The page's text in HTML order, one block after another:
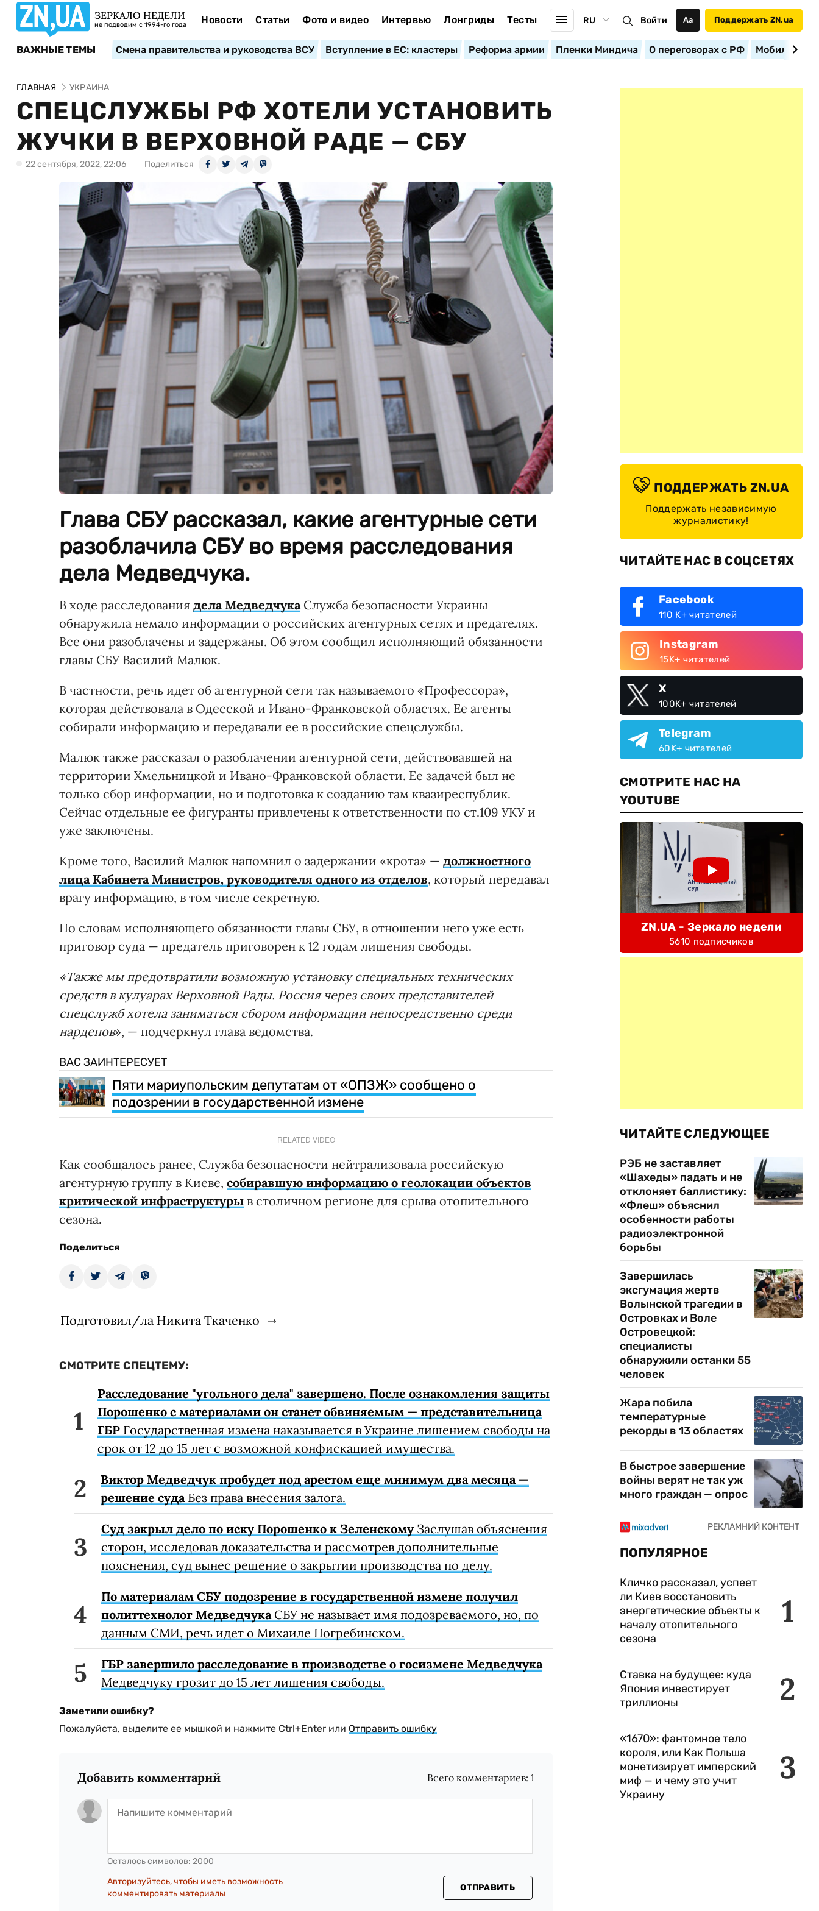
ЗЕРКАЛО НЕДЕЛИ
не подводим с 1994-го года Новости Статьи Фото и видео Интервью Лонгриды Тесты RU Войти Аа Поддержать ZN.ua
ВАЖНЫЕ ТЕМЫ Смена правительства и руководства ВСУ Вступление в ЕС: кластеры Реформа армии Пленки Миндича О переговорах с РФ
ГЛАВНАЯ УКРАИНА
СПЕЦСЛУЖБЫ РФ ХОТЕЛИ УСТАНОВИТЬ
ЖУЧКИ В ВЕРХОВНОЙ РАДЕ — СБУ
22 сентября, 2022, 22:06 Поделиться
Глава СБУ рассказал, какие агентурные сети
разоблачила СБУ во время расследования
дела Медведчука.
В ходе расследования дела МедведчукаСлужба безопасности Украины
обнаружила немало информации о российских агентурных сетях и предателях.
Все они разоблачены и задержаны. Об этом сообщил исполняющий обязанности
главы СБУ Василий Малюк.
В частности, речь идет об агентурной сети так называемого «Профессора»,
которая действовала в Одесской и Ивано-Франковской областях. Ее агенты
собирали информацию и передавали ее в российские спецслужбы.
Малюк также рассказал о разоблачении агентурной сети, действовавшей на
территории Хмельницкой и Ивано-Франковской области. Ее задачей был не
только сбор информации, но и подготовка к созданию там квазиреспублик.
Сейчас отдельные ее фигуранты привлечены к ответственности по ст.109 УКУ и
уже заключены.
Кроме того, Василий Малюк напомнил о задержании «крота» — должностного
лица Кабинета Министров, руководителя одного из отделов, который передавал
врагу информацию, в том числе секретную.
По словам исполняющего обязанности главы СБУ, в отношении него уже есть
приговор суда — предатель приговорен к 12 годам лишения свободы.
«Также мы предотвратили возможную установку специальных технических
средств в кулуарах Верховной Рады. Россия через своих представителей
спецслужб хотела заниматься сбором информации непосредственно среди
нардепов», — подчеркнул глава ведомства.
ВАС ЗАИНТЕРЕСУЕТ
Пяти мариупольским депутатам от «ОПЗЖ» сообщено о
подозрении в государственной измене
RELATED VIDEO
Как сообщалось ранее, Служба безопасности нейтрализовала российскую
агентурную группу в Киеве, собиравшую информацию о геолокации объектов
критической инфраструктуры в столичном регионе для срыва отопительного
сезона.
Поделиться
Подготовил/ла Никита Ткаченко
СМОТРИТЕ СПЕЦТЕМУ:
Расследование "угольного дела" завершено. После ознакомления защиты
Порошенко с материалами он станет обвиняемым — представительница
ГБР Государственная измена наказывается в Украине лишением свободы на
срок от 12 до 15 лет с возможной конфискацией имущества.
Виктор Медведчук пробудет под арестом еще минимум два месяца —
решение судаБез права внесения залога.
Суд закрыл дело по иску Порошенко к Зеленскому Заслушав объяснения
сторон, исследовав доказательства и рассмотрев дополнительные
пояснения, суд вынес решение о закрытии производства по делу.
По материалам СБУ подозрение в государственной измене получил
политтехнолог МедведчукаСБУ не называет имя подозреваемого, но, по
данным СМИ, речь идет о Михаиле Погребинском.
ГБР завершило расследование в производстве о госизмене Медведчука
Медведчуку грозит до 15 лет лишения свободы.
Заметили ошибку?
Пожалуйста, выделите ее мышкой и нажмите Ctrl+Enter или Отправить ошибку
Добавить комментарий Всего комментариев:1
Осталось символов: 2000
Авторизуйтесь, чтобы иметь возможность
комментировать материалы
ОТПРАВИТЬ
ПОДДЕРЖАТЬ ZN.UA
Поддержать независимую
журналистику!
ЧИТАЙТЕ НАС В СОЦСЕТЯХ
Facebook
110 K+ читателей
Instagram
15K+ читателей
X
100K+ читателей
Telegram
60K+ читателей
СМОТРИТЕ НАС НА
YOUTUBE
ZN.UA - Зеркало недели
5610 подписчиков
ЧИТАЙТЕ СЛЕДУЮЩЕЕ
РЭБ не заставляет
«Шахеды» падать и не
отклоняет баллистику:
«Флеш» объяснил
особенности работы
радиоэлектронной
борьбы
Завершилась
эксгумация жертв
Волынской трагедии в
Островках и Воле
Островецкой:
специалисты
обнаружили останки 55
человек
Жара побила
температурные
рекорды в 13 областях
В быстрое завершение
войны верят не так уж
много граждан — опрос
ПОПУЛЯРНОЕ
1
Кличко рассказал, успеет
ли Киев восстановить
энергетические объекты к
началу отопительного
сезона
2
Ставка на будущее: куда
Япония инвестирует
триллионы
3
«1670»: фантомное тело
короля, или Как Польша
монетизирует имперский
миф — и чему это учит
Украину